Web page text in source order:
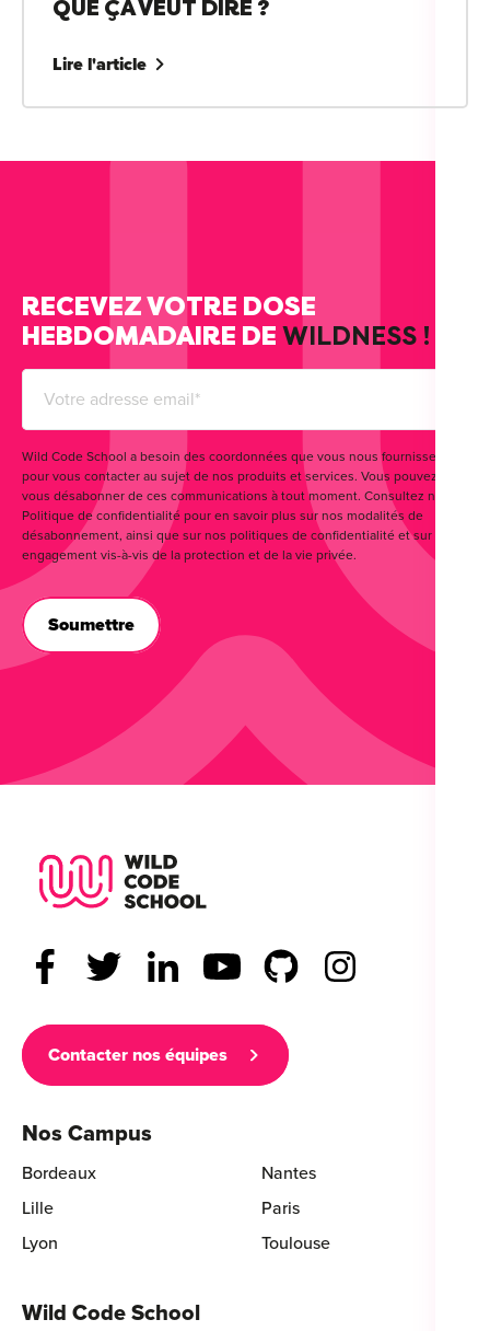
QUE ÇA VEUT DIRE ?
Lire l'article
RECEVEZ VOTRE DOSE
HEBDOMADAIRE DE WILDNESS !
Wild Code School a besoin des coordonnées que vous nous fournissez
pour vous contacter au sujet de nos produits et services. Vous pouvez
vous désabonner de ces communications à tout moment. Consultez notre
Politique de confidentialité pour en savoir plus sur nos modalités de
désabonnement, ainsi que sur nos politiques de confidentialité et sur notre
engagement vis-à-vis de la protection et de la vie privée.
Contacter nos équipes
Nos Campus
Bordeaux
Lille
Lyon
Nantes
Paris
Toulouse
Wild Code School